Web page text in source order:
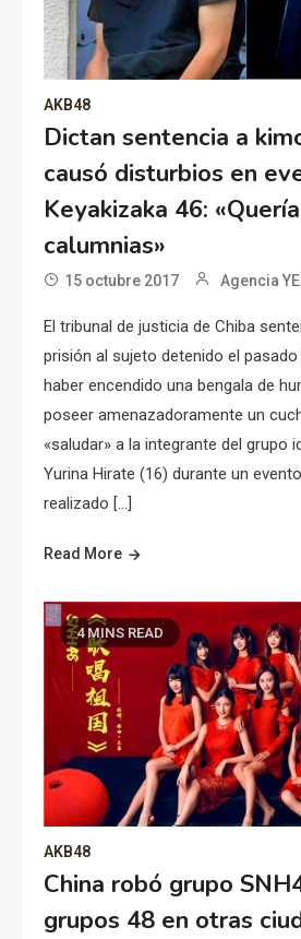
AKB48
Dictan sentencia a
causó disturbios en
Keyakizaka 46:
calumnias»
15 octubre 2017 Agencia
El tribunal de justicia de Chiba
prisión al sujeto detenido el
haber encendido una bengala de
poseer amenazadoramente un
«saludar» a la integrante del grupo
Yurina Hirate (16) durante un
realizado […]
Read More
4 MINS READ
AKB48
China robó grupo
grupos 48 en otras